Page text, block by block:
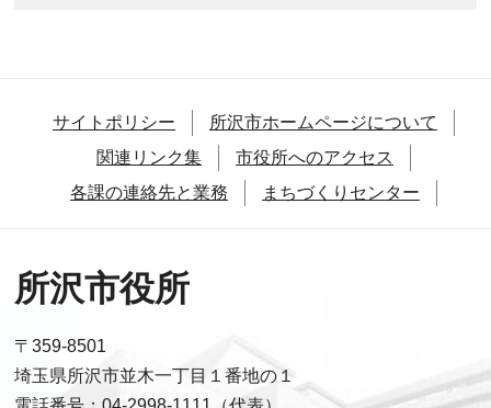
サイトポリシー
所沢市ホームページについて
関連リンク集
市役所へのアクセス
各課の連絡先と業務
まちづくりセンター
所沢市役所
〒359-8501
埼玉県所沢市並木一丁目１番地の１